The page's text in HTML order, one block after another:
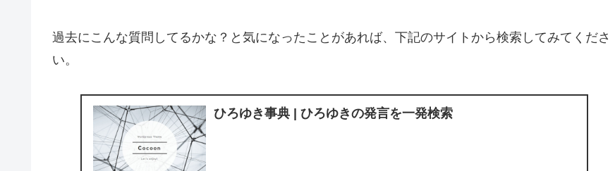
過去にこんな質問してるかな？と気になったことがあれば、下記のサイトから検索してみてくださ
い。
ひろゆき事典 | ひろゆきの発言を一発検索